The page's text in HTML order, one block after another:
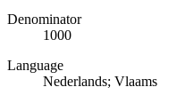
Denominator
1000
Language
Nederlands; Vlaams